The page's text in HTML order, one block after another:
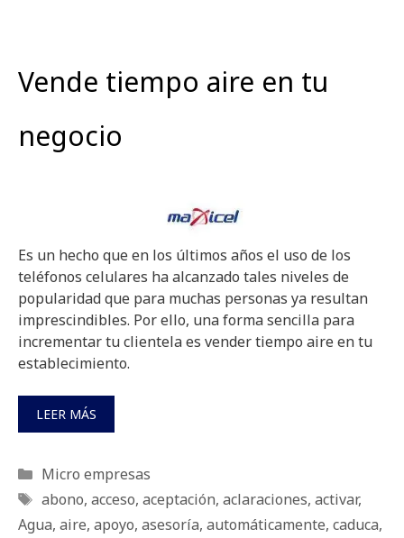
Vende tiempo aire en tu
negocio
Es un hecho que en los últimos años el uso de los
teléfonos celulares ha alcanzado tales niveles de
popularidad que para muchas personas ya resultan
imprescindibles. Por ello, una forma sencilla para
incrementar tu clientela es vender tiempo aire en tu
establecimiento.
LEER MÁS
Categorías
Micro empresas
Etiquetas
abono, acceso, aceptación, aclaraciones, activar,
Agua, aire, apoyo, asesoría, automáticamente, caduca,